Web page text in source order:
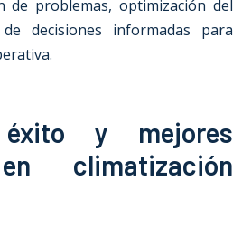
de problemas, optimización del
decisiones informadas para
y mejores
climatización